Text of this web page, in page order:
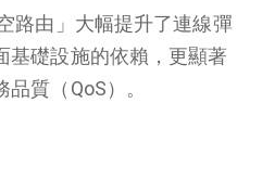
路由」大幅提升了連線彈
基礎設施的依賴，更顯著
質（QoS）。